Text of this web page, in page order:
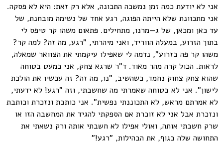
אני לא יודעת כמה זמן נמשכה התכונה, אלא רק זאת: היא לא פסקה.
אני מתכוונת שלא הייתה הפוגה, רגע אחד של נשימה מובחנת, של
עד כאן ומכאן, של ג—מרנו, מתחילים. פתאום משהו קר טיפס לי
בתוך הזרוע, במעלה הווריד, ואני מיהרתי, "רגע, מה זה? למה קר?
משהו קר פה בזרוע", נדמה לי שאפילו עיקמתי את הצוואר שמאלה,
לראות. הכול קרה מהר מאוד. ד"ר שרגא צחק, אני כמעט בטוחה
שהוא צחק צחוק נחמד, כשהשיב, "נו, מה זה? זה עכשיו את הולכת
לישון". אני לא בטוחה שאמרתי מה שחשבתי, וזה "רגע! לא ידעתי,
לא אמרתם מראש, לא התכוננתי נפשית". אני כותבת ונזכרת וכותבת
ונזכרת אבל אני לא זוכרת אם הספקתי להגיד את המחשבה הזו או
שרק חשבתי אותה, ואולי אפילו לא חשבתי אותה ורק נשאתי את
התחושה שלה בגוף, את הבהילות, "רגע!"